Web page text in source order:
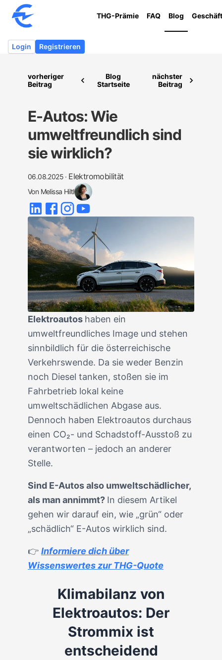
THG-Prämie FAQ Blog
Login Registrieren
vorheriger
Beitrag
Blog
Startseite
nächster
Beitrag
E-Autos: Wie
umweltfreundlich sind
sie wirklich?
06.08.2025 · Elektromobilität
Von Melissa Hiltl
Elektroautos haben ein
umweltfreundliches Image und stehen
sinnbildlich für die österreichische
Verkehrswende. Da sie weder Benzin
noch Diesel tanken, stoßen sie im
Fahrbetrieb lokal keine
umweltschädlichen Abgase aus.
Dennoch haben Elektroautos durchaus
einen CO₂- und Schadstoff-Ausstoß zu
verantworten – jedoch an anderer
Stelle.
Sind E-Autos also umweltschädlicher,
als man annimmt? In diesem Artikel
gehen wir darauf ein, wie „grün“ oder
„schädlich“ E-Autos wirklich sind.
👉 Informiere dich über
Wissenswertes zur THG-Quote
Klimabilanz von
Elektroautos: Der
Strommix ist
entscheidend